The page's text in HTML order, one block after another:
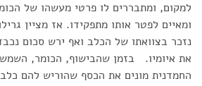
למקום, ומתבררים לו פרטי מעשהו של
ומאיים לפטר אותו מתפקידו. אז מציין
נזכר בצוואתו של הכלב ואף ירש סכום
את איומיו. בזמן שהבישוף, הכומר,
החמדנית מונים את הכסף שהוריש להם כלב